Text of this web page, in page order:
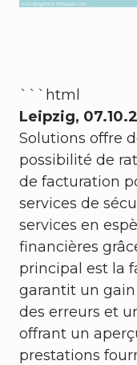
```html
Leipzig,
Solutions offre
possibilité de
de facturation
services de
services en
financières
principal est la
garantit un
des erreurs et
offrant un
prestations